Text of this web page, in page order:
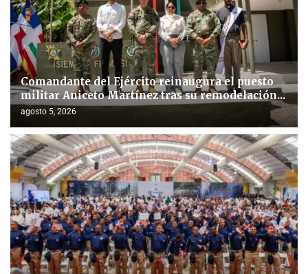
Comandante del Ejército reinaugura el puesto
militar Aniceto Martínez tras su remodelación...
agosto 5, 2026